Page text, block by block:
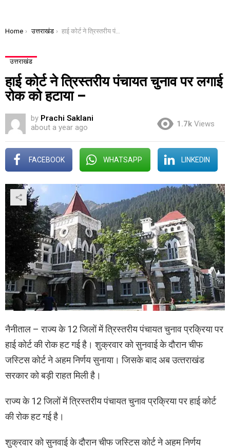
You are here:
Home उत्तराखंड हाई कोर्ट ने त्रिस्तरीय पंचायत चुनाव पर लगाई रोक को हटाया –
उत्तराखंड
हाई कोर्ट ने त्रिस्तरीय पंचायत चुनाव पर लगाई
रोक को हटाया –
by Prachi Saklani
about a year ago
1.7k Views
FACEBOOK WHATSAPP LINKEDIN
नैनीताल – राज्य के 12 जिलों में त्रिस्तरीय पंचायत चुनाव प्रक्रिया पर
हाई कोर्ट की रोक हट गई है। शुक्रवार को सुनवाई के दौरान चीफ
जस्टिस कोर्ट ने अहम निर्णय सुनाया। जिसके बाद अब उत्‍तराखंड
सरकार को बड़ी राहत मिली है।
राज्य के 12 जिलों में त्रिस्तरीय पंचायत चुनाव प्रक्रिया पर हाई कोर्ट
की रोक हट गई है।
शुक्रवार को सुनवाई के दौरान चीफ जस्टिस कोर्ट ने अहम निर्णय